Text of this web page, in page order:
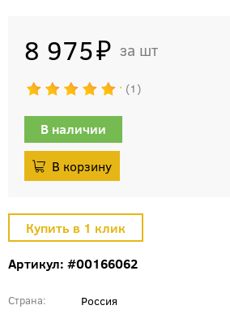
8 975 шт
1
В наличии
Артикул: #00166062
Страна Россия